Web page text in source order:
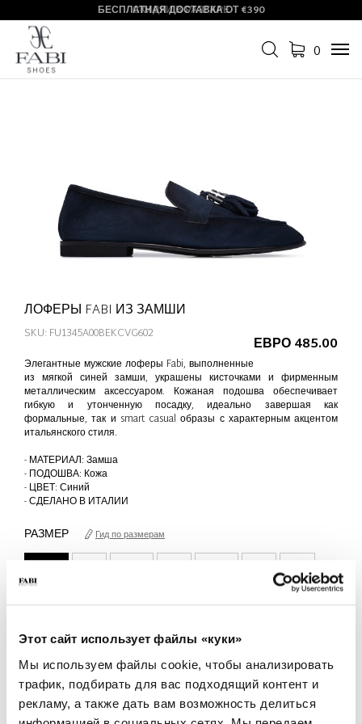
Этот сайт использует файлы «куки»
Мы используем файлы cookie, чтобы анализировать
трафик, подбирать для вас подходящий контент и
рекламу, а также дать вам возможность делиться
СКИДКИ В РАЗГАРЕ
БЕСПЛАТНАЯ ДОСТАВКА ОТ €390
0
ЛОФЕРЫ FABI ИЗ ЗАМШИ
ЕВРО 485.00
SKU: FU1345A00BEKCVG602
Элегантные мужские лоферы Fabi, выполненные
из мягкой синей замши, украшены кисточками и фирменным
металлическим аксессуаром. Кожаная подошва обеспечивает
гибкую и утонченную посадку, идеально завершая как
формальные, так и smart casual образы с характерным акцентом
итальянского стиля.
- МАТЕРИАЛ: Замша
- ПОДОШВА: Кожа
- ЦВЕТ: Синий
- СДЕЛАНО В ИТАЛИИ
РАЗМЕР Гид по размерам
40.5
+
-
ДОБАВИТЬ В КОРЗИНУ